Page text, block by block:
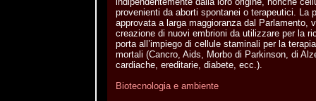
provenienti da aborti spontanei o terapeutici. La
approvata a larga maggioranza dal Parlamento,
creazione di nuovi embrioni da utilizzare per la
porta all’impiego di cellule staminali per la
mortali (Cancro, Aids, Morbo di Parkinson, di
cardiache, ereditarie, diabete, ecc.).
Biotecnologia e ambiente